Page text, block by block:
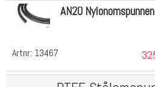
Artnr: 13467
AN20